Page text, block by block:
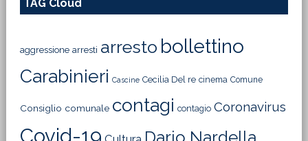
TAG Cloud
aggressione arresti arresto bollettino
Carabinieri Cascine Cecilia Del re cinema Comune
Consiglio comunale contagi contagio Coronavirus
Covid-19